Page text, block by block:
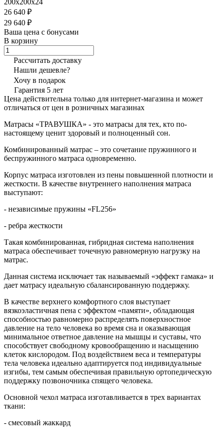
26 640 ₽
29 640 ₽
Ваша цена с бонусами
В корзину
Рассчитать доставку
Нашли дешевле?
Хочу в подарок
Гарантия 5 лет
Цена действительна только для интернет-магазина и может
отличаться от цен в розничных магазинах
Матрасы «ТРАВУШКА» - это матрасы для тех, кто по-
настоящему ценит здоровый и полноценный сон.
Комбинированный матрас – это сочетание пружинного и
беспружинного матраса одновременно.
Корпус матраса изготовлен из пены повышенной плотности и
жесткости. В качестве внутреннего наполнения матраса
выступают:
- независимые пружины «FL256»
- ребра жесткости
Такая комбинированная, гибридная система наполнения
матраса обеспечивает точечную равномерную нагрузку на
матрас.
Данная система исключает так называемый «эффект гамака» и
дает матрасу идеальную сбалансированную поддержку.
В качестве верхнего комфортного слоя выступает
вязкоэластичная пена с эффектом «памяти», обладающая
способностью равномерно распределять поверхностное
давление на тело человека во время сна и оказывающая
минимальное ответное давление на мышцы и суставы, что
способствует свободному кровообращению и насыщению
клеток кислородом. Под воздействием веса и температуры
тела человека идеально адаптируется под индивидуальные
изгибы, тем самым обеспечивая правильную ортопедическую
поддержку позвоночника спящего человека.
Основной чехол матраса изготавливается в трех вариантах
ткани:
- смесовый жаккард